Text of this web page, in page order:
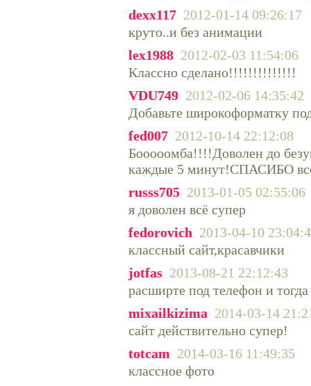
dexx117 2012-01-14 09:26:17
круто..и без анимации
lex1988 2012-02-03 11:54:06
Классно сделано!!!!!!!!!!!!!!
VDU749 2012-02-06 14:35:42
Добавьте широкоформатку
fed007 2012-10-14 22:12:08
Бооооомба!!!!Доволен до
каждые 5 минут!СПАСИБО
russs705 2013-01-05 02:55:06
я доволен всё супер
fedorovich 2013-04-10
классный сайт,красавчики
jotfas 2013-08-21 22:12:43
расширте под телефон и
mixailkizima 2014-03-14
сайт действительно супер!
totcam 2014-03-16 11:49:35
классное фото